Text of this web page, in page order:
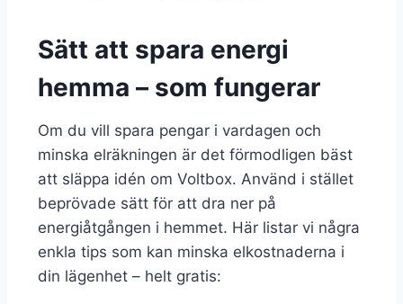
Sätt att spara energi
hemma – som fungerar
Om du vill spara pengar i vardagen och
minska elräkningen är det förmodligen bäst
att släppa idén om Voltbox. Använd i stället
beprövade sätt för att dra ner på
energiåtgången i hemmet. Här listar vi några
enkla tips som kan minska elkostnaderna i
din lägenhet – helt gratis: